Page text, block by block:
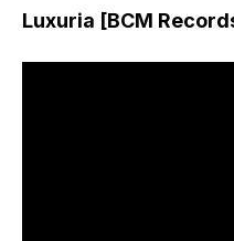
Luxuria [BCM